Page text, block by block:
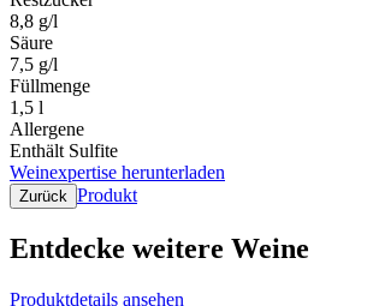
8,8 g/l
Säure
7,5 g/l
Füllmenge
1,5 l
Allergene
Enthält Sulfite
Weinexpertise herunterladen
Zurück Produkt
Entdecke weitere Weine
Produktdetails ansehen